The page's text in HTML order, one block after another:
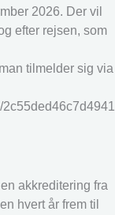
2026. Der vil
efter rejsen, som
tilmelder sig via
akkreditering fra
hvert år frem til